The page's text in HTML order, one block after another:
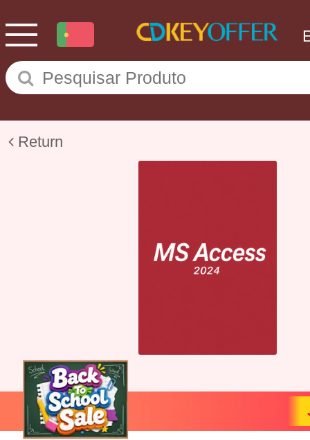
Return